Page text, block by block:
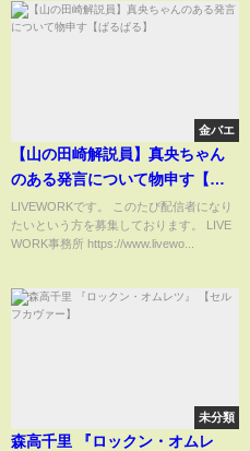
金バエ
【山の田崎解説員】真央ちゃん
のある発言について物申す【ぱ
るぱる】
LIVEWORKです。 このたび配信者になり
たいという方を募集しております。 LIVE
WORK事務所 https://www.livewo...
未分類
森高千里 『ロックン・オムレ